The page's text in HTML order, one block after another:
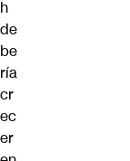
h
de
be
ría
cr
ec
er